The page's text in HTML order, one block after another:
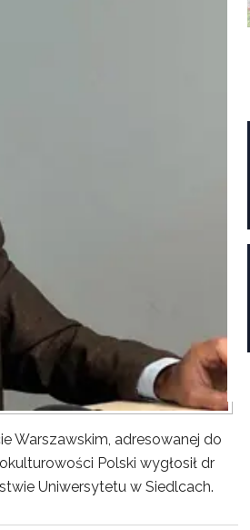
Warszawskim, adresowanej do
Polski wygłosił dr
Uniwersytetu w Siedlcach.